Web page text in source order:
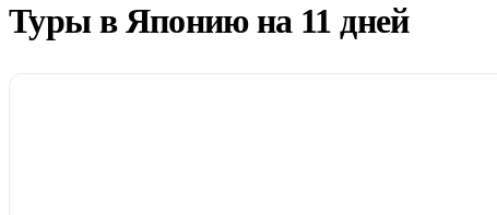
Туры в Японию на 11 дней